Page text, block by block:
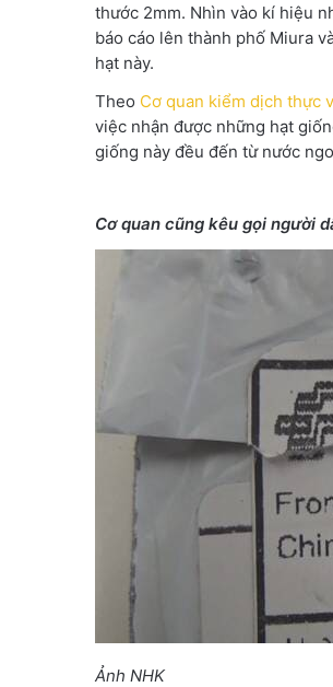
thước 2mm. Nhìn vào kí hiệu
báo cáo lên thành phố Miura
hạt này.
Theo Cơ quan kiểm dịch thực
việc nhận được những hạt
giống này đều đến từ nước
Cơ quan cũng kêu gọi người
Ảnh NHK